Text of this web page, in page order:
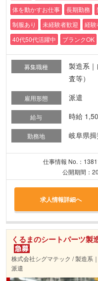
体を動かすお仕事
長期勤務
制服あり
未経験者歓迎 経験
40代50代活躍中
ブランクOK
募集職種
製造系
査等）
雇用形態 派遣
給与 時給
勤務地 岐阜県
仕事情報 No.：
公開期間：
求人情報詳細へ
くるまのシートパーツ製
株式会社シグマテック / 製造系
派遣